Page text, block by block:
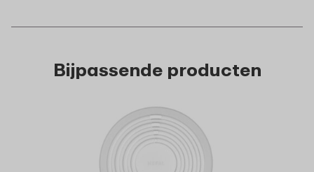
Bijpassende producten